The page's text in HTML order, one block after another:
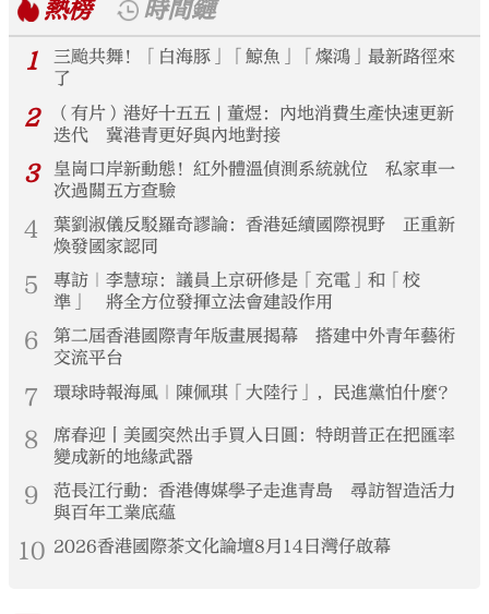
熱榜
時間鏈
1
三颱共舞！「白海豚」「鯨魚」「燦鴻」最新路徑來
了
2
（有片）港好十五五 | 董煜：內地消費生產快速更新
迭代 冀港青更好與內地對接
3
皇崗口岸新動態！紅外體溫偵測系統就位 私家車一
次過關五方查驗
4
葉劉淑儀反駁羅奇謬論：香港延續國際視野 正重新
煥發國家認同
5
專訪｜李慧琼：議員上京研修是「充電」和「校
準」 將全方位發揮立法會建設作用
6
第二屆香港國際青年版畫展揭幕 搭建中外青年藝術
交流平台
7 環球時報海風｜陳佩琪「大陸行」，民進黨怕什麼？
8
席春迎丨美國突然出手買入日圓：特朗普正在把匯率
變成新的地緣武器
9
范長江行動：香港傳媒學子走進青島 尋訪智造活力
與百年工業底蘊
10 2026香港國際茶文化論壇8月14日灣仔啟幕